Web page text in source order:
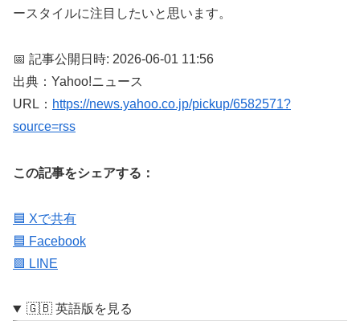
ースタイルに注目したいと思います。
📅 記事公開日時: 2026-06-01 11:56
出典：Yahoo!ニュース
URL： https://news.yahoo.co.jp/pickup/6582571?
source=rss
この記事をシェアする：
🟦 Xで共有
🟦 Facebook
🟩 LINE
🇬🇧 英語版を見る